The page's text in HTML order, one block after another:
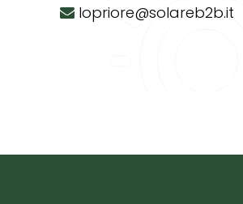
lopriore@solareb2b.it